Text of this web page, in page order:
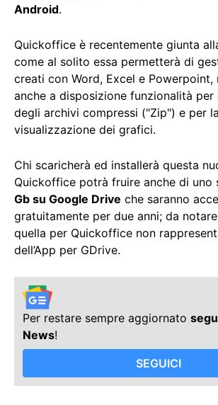
Android.
Quickoffice è recentemente giunta
come al solito essa permetterà di
creati con Word, Excel e Powerpoint,
anche a disposizione funzionalità per
degli archivi compressi ("Zip") e per la
visualizzazione dei grafici.
Chi scaricherà ed installerà questa
Quickoffice potrà fruire anche di uno
Gb su Google Drive che saranno
gratuitamente per due anni; da
quella per Quickoffice non
dell’App per GDrive.
Per restare sempre aggiornato
News!
SEGUICI